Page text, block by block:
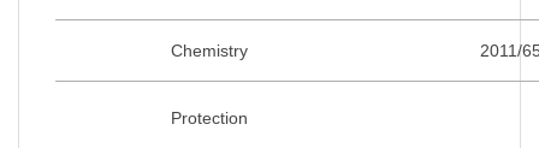
Chemistry 2011/
Protection